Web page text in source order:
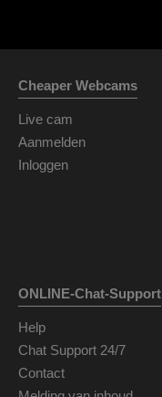
Cheaper Webcams
Live cam
Aanmelden
Inloggen
ONLINE-Chat-Support
Help
Chat Support 24/7
Contact